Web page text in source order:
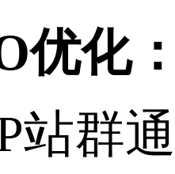
优化
通